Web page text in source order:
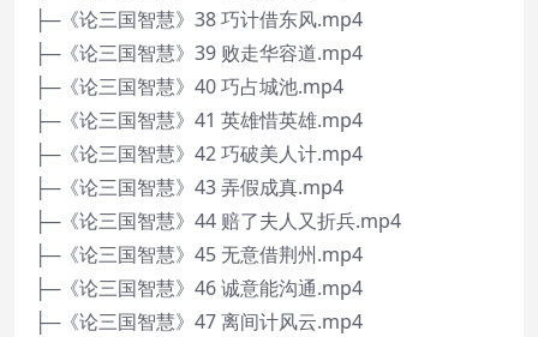
├─《论三国智慧》38 巧计借东风.mp4
├─《论三国智慧》39 败走华容道.mp4
├─《论三国智慧》40 巧占城池.mp4
├─《论三国智慧》41 英雄惜英雄.mp4
├─《论三国智慧》42 巧破美人计.mp4
├─《论三国智慧》43 弄假成真.mp4
├─《论三国智慧》44 赔了夫人又折兵.mp4
├─《论三国智慧》45 无意借荆州.mp4
├─《论三国智慧》46 诚意能沟通.mp4
├─《论三国智慧》47 离间计风云.mp4